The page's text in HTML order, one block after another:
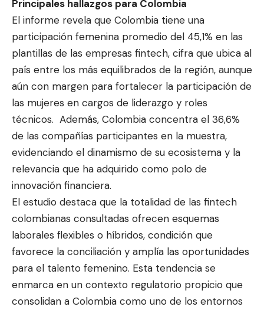
Principales hallazgos para Colombia
El informe revela que Colombia tiene una
participación femenina promedio del 45,1% en las
plantillas de las empresas fintech, cifra que ubica al
país entre los más equilibrados de la región, aunque
aún con margen para fortalecer la participación de
las mujeres en cargos de liderazgo y roles
técnicos. Además, Colombia concentra el 36,6%
de las compañías participantes en la muestra,
evidenciando el dinamismo de su ecosistema y la
relevancia que ha adquirido como polo de
innovación financiera.
El estudio destaca que la totalidad de las fintech
colombianas consultadas ofrecen esquemas
laborales flexibles o híbridos, condición que
favorece la conciliación y amplía las oportunidades
para el talento femenino. Esta tendencia se
enmarca en un contexto regulatorio propicio que
consolidan a Colombia como uno de los entornos